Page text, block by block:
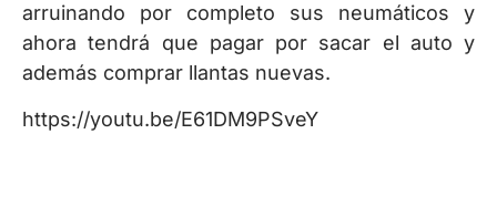
arruinando por completo sus neumáticos y
ahora tendrá que pagar por sacar el auto y
además comprar llantas nuevas.
https://youtu.be/E61DM9PSveY